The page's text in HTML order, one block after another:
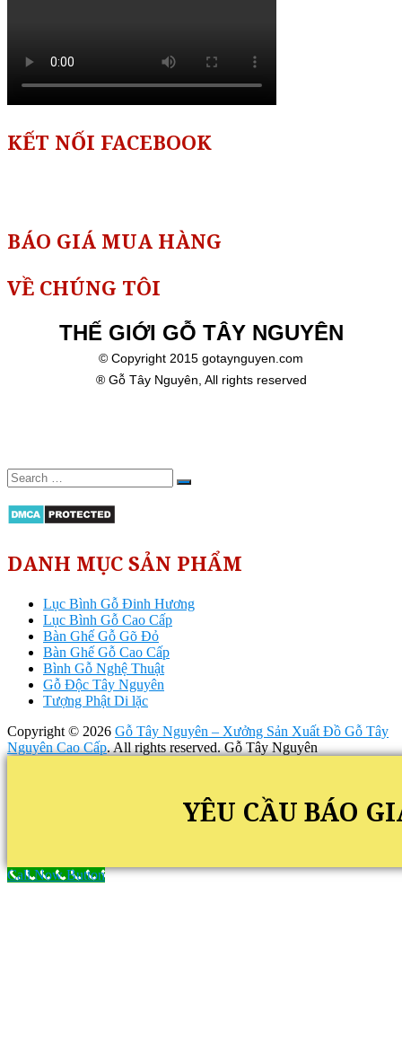
KẾT NỐI FACEBOOK
BÁO GIÁ MUA HÀNG
VỀ CHÚNG TÔI
THẾ GIỚI GỖ TÂY NGUYÊN
© Copyright 2015 gotaynguyen.com
® Gỗ Tây Nguyên, All rights reserved
DANH MỤC SẢN PHẨM
Lục Bình Gỗ Đinh Hương
Lục Bình Gỗ Cao Cấp
Bàn Ghế Gỗ Gõ Đỏ
Bàn Ghế Gỗ Cao Cấp
Bình Gỗ Nghệ Thuật
Gỗ Độc Tây Nguyên
Tượng Phật Di lặc
Copyright © 2026 Gỗ Tây Nguyên – Xưởng Sản Xuất Đồ Gỗ Tây
Nguyên Cao Cấp. All rights reserved. Gỗ Tây Nguyên
YÊU CẦU BÁO
Call Now Button